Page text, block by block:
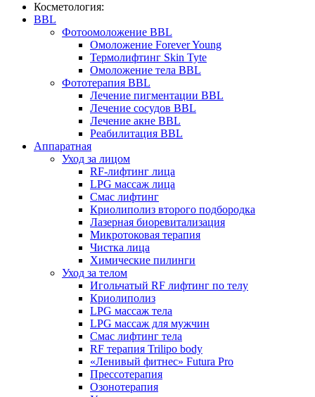
Косметология:
BBL
Фотоомоложение BBL
Омоложение Forever Young
Термолифтинг Skin Tyte
Омоложение тела BBL
Фототерапия BBL
Лечение пигментации BBL
Лечение сосудов BBL
Лечение акне BBL
Реабилитация BBL
Аппаратная
Уход за лицом
RF-лифтинг лица
LPG массаж лица
Смас лифтинг
Криолиполиз второго подбородка
Лазерная биоревитализация
Микротоковая терапия
Чистка лица
Химические пилинги
Уход за телом
Игольчатый RF лифтинг по телу
Криолиполиз
LPG массаж тела
LPG массаж для мужчин
Смас лифтинг тела
RF терапия Trilipo body
«Ленивый фитнес» Futura Pro
Прессотерапия
Озонотерапия